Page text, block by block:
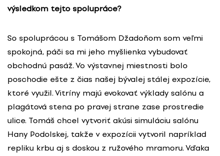
výsledkom tejto spolupráce?
So spoluprácou s Tomášom Džadoňom som veľmi
spokojná, páči sa mi jeho myšlienka vybudovať
obchodnú pasáž. Vo výstavnej miestnosti bolo
poschodie ešte z čias našej bývalej stálej expozície,
ktoré využil. Vitríny majú evokovať výklady salónu a
plagátová stena po pravej strane zase prostredie
ulice. Tomáš chcel vytvoriť akúsi simuláciu salónu
Hany Podolskej, takže v expozícii vytvoril napríklad
repliku krbu aj s doskou z ružového mramoru. Vďaka